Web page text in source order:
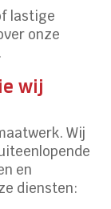
lastige
onze
.
wij
Wij
en
diensten: